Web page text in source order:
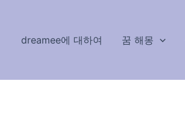
dreamee에 대하여 꿈 해몽